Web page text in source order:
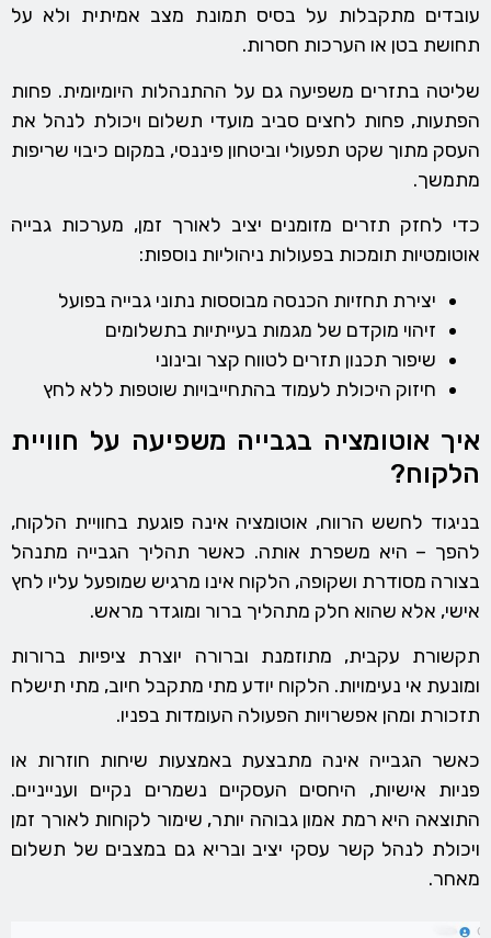
עובדים מתקבלות על בסיס תמונת מצב אמיתית ולא על
תחושת בטן או הערכות חסרות.
שליטה בתזרים משפיעה גם על ההתנהלות היומיומית. פחות
הפתעות, פחות לחצים סביב מועדי תשלום ויכולת לנהל את
העסק מתוך שקט תפעולי וביטחון פיננסי, במקום כיבוי שריפות
מתמשך.
כדי לחזק תזרים מזומנים יציב לאורך זמן, מערכות גבייה
אוטומטיות תומכות בפעולות ניהוליות נוספות:
יצירת תחזיות הכנסה מבוססות נתוני גבייה בפועל
זיהוי מוקדם של מגמות בעייתיות בתשלומים
שיפור תכנון תזרים לטווח קצר ובינוני
חיזוק היכולת לעמוד בהתחייבויות שוטפות ללא לחץ
איך אוטומציה בגבייה משפיעה על חוויית
הלקוח?
בניגוד לחשש הרווח, אוטומציה אינה פוגעת בחוויית הלקוח,
להפך – היא משפרת אותה. כאשר תהליך הגבייה מתנהל
בצורה מסודרת ושקופה, הלקוח אינו מרגיש שמופעל עליו לחץ
אישי, אלא שהוא חלק מתהליך ברור ומוגדר מראש.
תקשורת עקבית, מתוזמנת וברורה יוצרת ציפיות ברורות
ומונעת אי נעימויות. הלקוח יודע מתי מתקבל חיוב, מתי תישלח
תזכורת ומהן אפשרויות הפעולה העומדות בפניו.
כאשר הגבייה אינה מתבצעת באמצעות שיחות חוזרות או
פניות אישיות, היחסים העסקיים נשמרים נקיים וענייניים.
התוצאה היא רמת אמון גבוהה יותר, שימור לקוחות לאורך זמן
ויכולת לנהל קשר עסקי יציב ובריא גם במצבים של תשלום
מאחר.